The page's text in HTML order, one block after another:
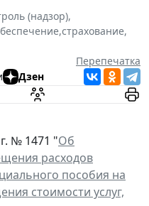
(надзор),
,страхование,
Перепечатка
Дзен
№ 1471 "Об
расходов
пособия на
стоимости услуг,